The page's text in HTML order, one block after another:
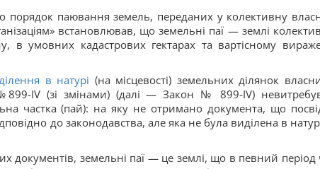
порядок паювання земель, переданих у колективну
встановлював, що земельні паї — землі
в умовних кадастрових гектарах та вартісному
в натурі (на місцевості) земельних ділянок
IV (зі змінами) (далі — Закон № 899-IV)
частка (пай): на яку не отримано документа, що
до законодавства, але яка не була виділена в
земельні паї — це землі, що в певний період